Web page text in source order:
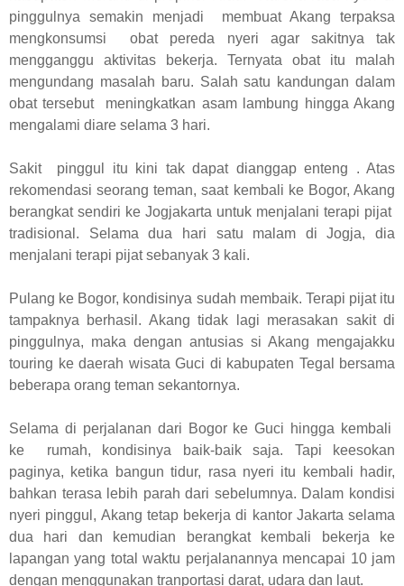
pinggulnya semakin menjadi membuat Akang terpaksa
mengkonsumsi obat pereda nyeri agar sakitnya tak
mengganggu aktivitas bekerja. Ternyata obat itu malah
mengundang masalah baru. Salah satu kandungan dalam
obat tersebut meningkatkan asam lambung hingga Akang
mengalami diare selama 3 hari.
Sakit pinggul itu kini tak dapat dianggap enteng . Atas
rekomendasi seorang teman, saat kembali ke Bogor, Akang
berangkat sendiri ke Jogjakarta untuk menjalani terapi pijat
tradisional. Selama dua hari satu malam di Jogja, dia
menjalani terapi pijat sebanyak 3 kali.
Pulang ke Bogor, kondisinya sudah membaik. Terapi pijat itu
tampaknya berhasil. Akang tidak lagi merasakan sakit di
pinggulnya, maka dengan antusias si Akang mengajakku
touring ke daerah wisata Guci di kabupaten Tegal bersama
beberapa orang teman sekantornya.
Selama di perjalanan dari Bogor ke Guci hingga kembali
ke rumah, kondisinya baik-baik saja. Tapi keesokan
paginya, ketika bangun tidur, rasa nyeri itu kembali hadir,
bahkan terasa lebih parah dari sebelumnya. Dalam kondisi
nyeri pinggul, Akang tetap bekerja di kantor Jakarta selama
dua hari dan kemudian berangkat kembali bekerja ke
lapangan yang total waktu perjalanannya mencapai 10 jam
dengan menggunakan tranportasi darat, udara dan laut.